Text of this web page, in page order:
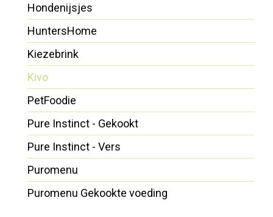
Hondenijsjes
HuntersHome
Kiezebrink
Kivo
PetFoodie
Pure Instinct - Gekookt
Pure Instinct - Vers
Puromenu
Puromenu Gekookte voeding